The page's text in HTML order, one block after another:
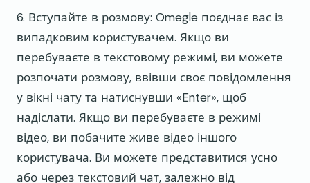
6. Вступайте в розмову: Omegle поєднає вас із
випадковим користувачем. Якщо ви
перебуваєте в текстовому режимі, ви можете
розпочати розмову, ввівши своє повідомлення
у вікні чату та натиснувши «Enter», щоб
надіслати. Якщо ви перебуваєте в режимі
відео, ви побачите живе відео іншого
користувача. Ви можете представитися усно
або через текстовий чат, залежно від